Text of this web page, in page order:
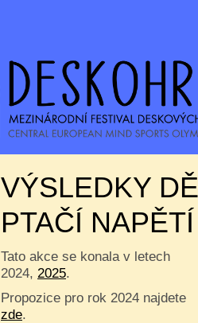
VÝSLEDKY
PTAČÍ NAPĚTÍ
Tato akce se konala v letech
2024, 2025.
Propozice pro rok 2024 najdete
zde.